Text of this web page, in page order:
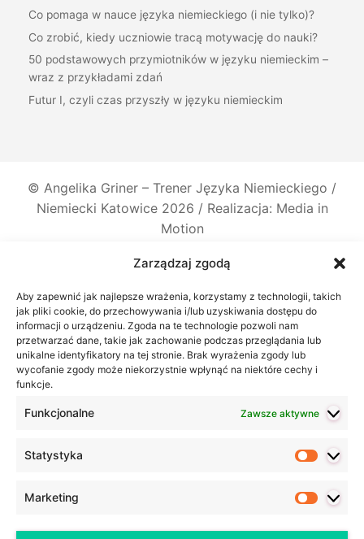
Zarządzaj zgodą
Aby zapewnić jak najlepsze wrażenia, korzystamy z technologii, takich
jak pliki cookie, do przechowywania i/lub uzyskiwania dostępu do
informacji o urządzeniu. Zgoda na te technologie pozwoli nam
przetwarzać dane, takie jak zachowanie podczas przeglądania lub
unikalne identyfikatory na tej stronie. Brak wyrażenia zgody lub
wycofanie zgody może niekorzystnie wpłynąć na niektóre cechy i
funkcje.
Funkcjonalne Zawsze aktywne
Statystyka
Marketing
Co pomaga w nauce języka niemieckiego (i nie tylko)?
Co zrobić, kiedy uczniowie tracą motywację do nauki?
50 podstawowych przymiotników w języku niemieckim –
wraz z przykładami zdań
Futur I, czyli czas przyszły w języku niemieckim
© Angelika Griner – Trener Języka Niemieckiego /
Niemiecki Katowice2026 / Realizacja: Media in
Motion